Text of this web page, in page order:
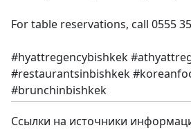
For table reservations, call 0555
#hyattregencybishkek
#restaurantsinbishkek
#brunchinbishkek
Ссылки на источники